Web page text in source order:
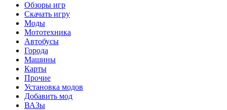
Обзоры игр
Скачать игру
Моды
Мототехника
Автобусы
Города
Машины
Карты
Прочие
Установка модов
Добавить мод
ВАЗы